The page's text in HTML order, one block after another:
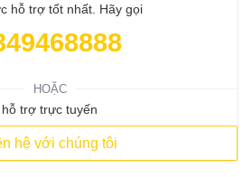
hỗ trợ tốt nhất. Hãy gọi
HOẶC
hỗ trợ trực tuyến
hệ với chúng tôi